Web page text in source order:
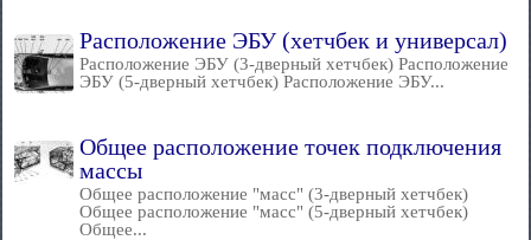
Расположение ЭБУ (хетчбек и универсал)
Расположение ЭБУ (3-дверный хетчбек) Расположение
ЭБУ (5-дверный хетчбек) Расположение ЭБУ...
Общее расположение точек подключения
массы
Общее расположение "масс" (3-дверный хетчбек)
Общее расположение "масс" (5-дверный хетчбек)
Общее...